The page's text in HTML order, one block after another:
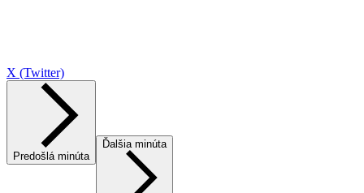
X (Twitter)
Predošlá minúta
Ďalšia minúta